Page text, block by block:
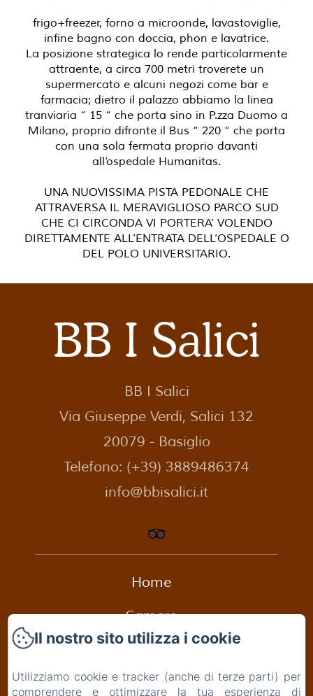
frigo+freezer, forno a microonde, lavastoviglie,
infine bagno con doccia, phon e lavatrice.
La posizione strategica lo rende particolarmente
attraente, a circa 700 metri troverete un
supermercato e alcuni negozi come bar e
farmacia; dietro il palazzo abbiamo la linea
tranviaria “ 15 “ che porta sino in P.zza Duomo a
Milano, proprio difronte il Bus “ 220 “ che porta
con una sola fermata proprio davanti
all’ospedale Humanitas.
UNA NUOVISSIMA PISTA PEDONALE CHE
ATTRAVERSA IL MERAVIGLIOSO PARCO SUD
CHE CI CIRCONDA VI PORTERA’ VOLENDO
DIRETTAMENTE ALL’ENTRATA DELL’OSPEDALE O
DEL POLO UNIVERSITARIO.
BB I Salici
BB I Salici
Via Giuseppe Verdi, Salici 132
20079 - Basiglio
Telefono: (+39) 3889486374
info@bbisalici.it
Home
Camere
Appartamento dei Cigni
Colazione
Il nostro sito utilizza i cookie
Utilizziamo cookie e tracker (anche di terze parti) per
comprendere e ottimizzare la tua esperienza di